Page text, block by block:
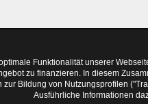
Funktionalität unserer
zu finanzieren. In diesem
zur Bildung von Nutzungsprofilen
Ausführliche Informationen